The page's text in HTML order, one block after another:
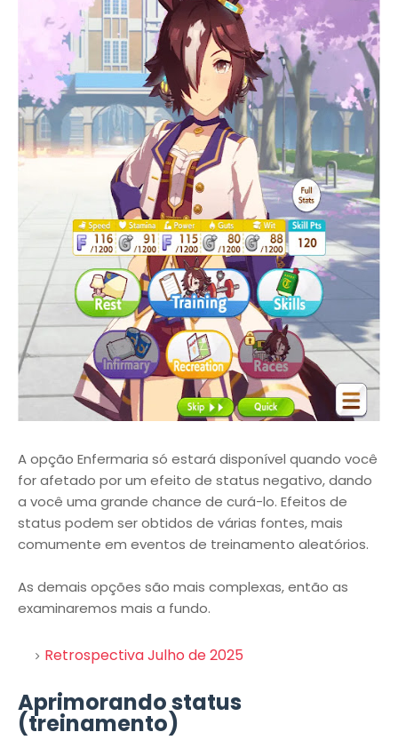
A opção Enfermaria só estará disponível quando você
for afetado por um efeito de status negativo, dando
a você uma grande chance de curá-lo. Efeitos de
status podem ser obtidos de várias fontes, mais
comumente em eventos de treinamento aleatórios.
As demais opções são mais complexas, então as
examinaremos mais a fundo.
Retrospectiva Julho de 2025
Aprimorando status
(treinamento)